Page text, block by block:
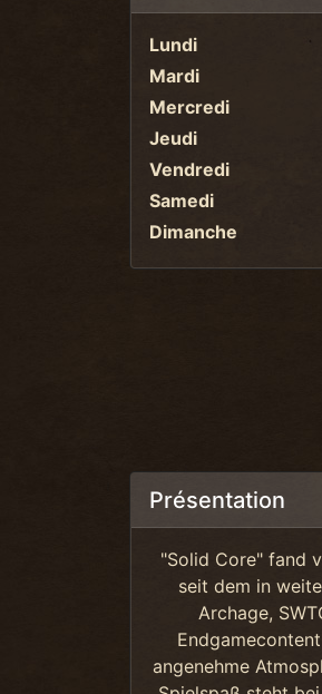
Lundi
Mardi
Mercredi
Jeudi
Vendredi
Samedi
Dimanche
Présentation
"Solid Core" fand
seit dem in
Archage,
angenehme